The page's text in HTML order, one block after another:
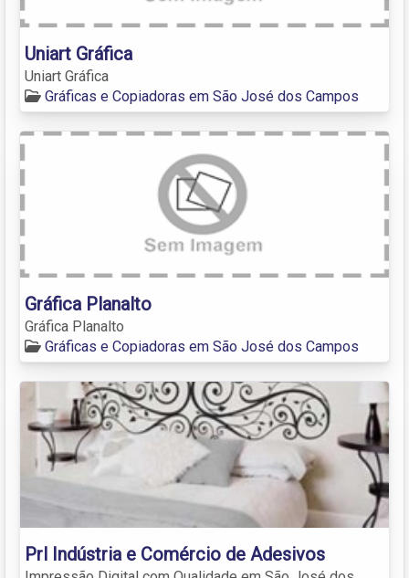
Uniart Gráfica
Uniart Gráfica
Gráficas e Copiadoras em São José dos Campos
Gráfica Planalto
Gráfica Planalto
Gráficas e Copiadoras em São José dos Campos
Prl Indústria e Comércio de Adesivos